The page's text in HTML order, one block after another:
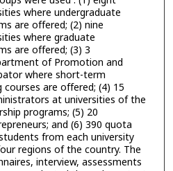
where undergraduate
are offered; (2) nine
where graduate
are offered; (3) 3
of Promotion and
where short-term
are offered; (4) 15
at universities of the
programs; (5) 20
and (6) 390 quota
from each university
regions of the country. The
interview, assessments